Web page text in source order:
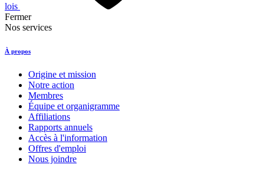
lois
Fermer
Nos services
À propos
Origine et mission
Notre action
Membres
Équipe et organigramme
Affiliations
Rapports annuels
Accès à l'information
Offres d'emploi
Nous joindre